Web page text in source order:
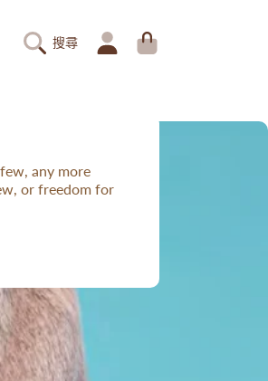
搜尋
登
入
大
車
any more
or freedom for